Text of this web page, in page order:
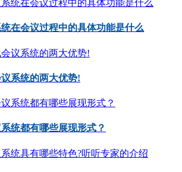
在会议过程中的具体功能是什么
系统的两大优势!
统都有哪些展现形式？